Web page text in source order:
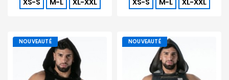
XS-S M-L XL-XXL XS-S M-L XL-XXL
NOUVEAUTÉ NOUVEAUTÉ